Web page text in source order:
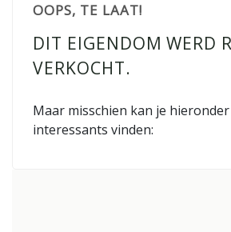
OOPS, TE LAAT!
DIT EIGENDOM WERD
VERKOCHT.
Maar misschien kan je
interessants vinden: